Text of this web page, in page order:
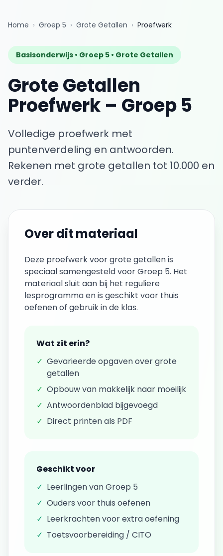
Home › Groep 5 › Grote Getallen › Proefwerk
Basisonderwijs • Groep 5 • Grote Getallen
Grote Getallen
Proefwerk – Groep 5
Volledige proefwerk met
puntenverdeling en antwoorden.
Rekenen met grote getallen tot 10.000 en
verder.
Over dit materiaal
Deze proefwerkvoorgrote getallenis
speciaal samengesteld voorGroep 5. Het
materiaal sluit aan bij het reguliere
lesprogramma en is geschikt voor thuis
oefenen of gebruik in de klas.
Wat zit erin?
✓ Gevarieerde opgaven overgrote
getallen
✓ Opbouw van makkelijk naar moeilijk
✓ Antwoordenblad bijgevoegd
✓ Direct printen als PDF
Geschikt voor
✓ Leerlingen vanGroep 5
✓ Ouders voor thuis oefenen
✓ Leerkrachten voor extra oefening
✓ Toetsvoorbereiding / CITO